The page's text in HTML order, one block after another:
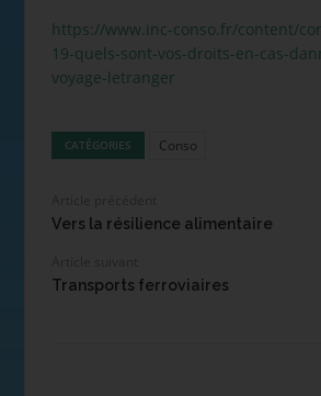
https://www.inc-conso.fr/content/
19-quels-sont-vos-droits-en-cas-
voyage-letranger
CATÉGORIES Conso
Vers la résilience alimentaire
Transports ferroviaires